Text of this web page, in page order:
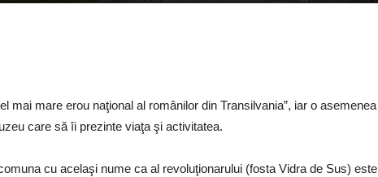
mai mare erou naţional al românilor din Transilvania”, iar o asemenea
care să îi prezinte viaţa şi activitatea.
cu acelaşi nume ca al revoluţionarului (fosta Vidra de Sus) este